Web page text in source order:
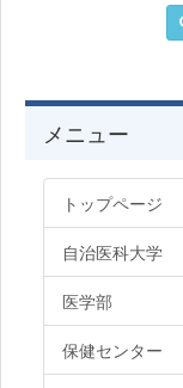
メニュー
トップページ
自治医科大学
医学部
保健センター